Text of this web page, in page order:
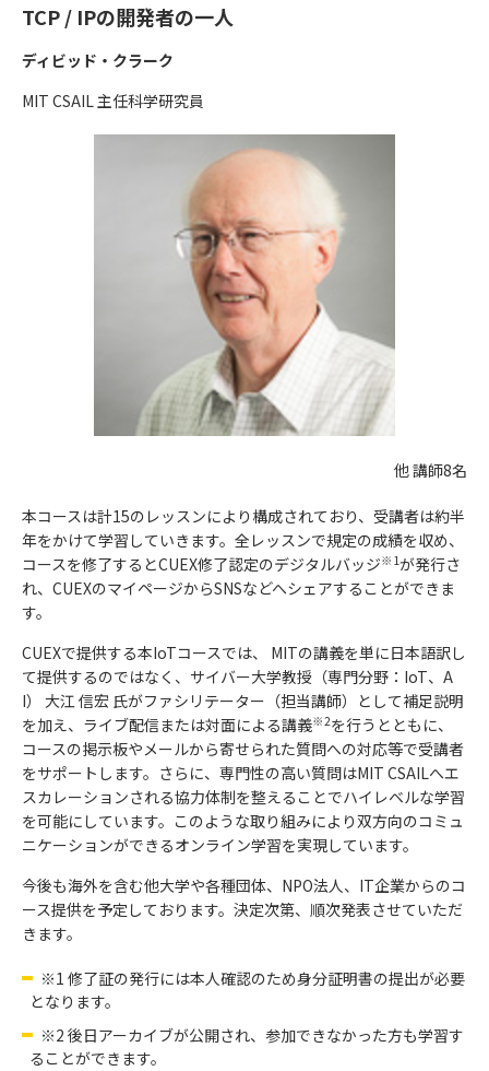
TCP / IPの開発者の一人
ディビッド・クラーク
MIT CSAIL 主任科学研究員
他 講師8名
本コースは計15のレッスンにより構成されており、受講者は約半
年をかけて学習していきます。全レッスンで規定の成績を収め、
コースを修了するとCUEX修了認定のデジタルバッジ※1が発行さ
れ、CUEXのマイページからSNSなどへシェアすることができま
す。
CUEXで提供する本IoTコースでは、 MITの講義を単に日本語訳し
て提供するのではなく、サイバー大学教授（専門分野：IoT、A
I） 大江 信宏 氏がファシリテーター（担当講師）として補足説明
を加え、ライブ配信または対面による講義※2を行うとともに、
コースの掲示板やメールから寄せられた質問への対応等で受講者
をサポートします。さらに、専門性の高い質問はMIT CSAILへエ
スカレーションされる協力体制を整えることでハイレベルな学習
を可能にしています。このような取り組みにより双方向のコミュ
ニケーションができるオンライン学習を実現しています。
今後も海外を含む他大学や各種団体、NPO法人、IT企業からのコ
ース提供を予定しております。決定次第、順次発表させていただ
きます。
※1 修了証の発行には本人確認のため身分証明書の提出が必要
となります。
※2 後日アーカイブが公開され、参加できなかった方も学習す
ることができます。